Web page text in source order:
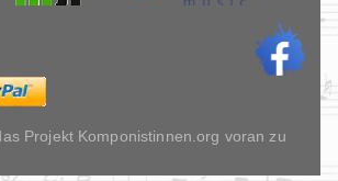
Projekt Komponistinnen.org voran zu